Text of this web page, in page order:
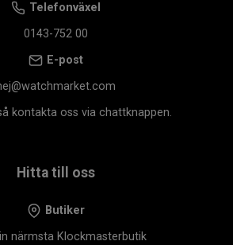
Telefonväxel
0143-752 00
E-post
kontakta oss via chattknappen.
Hitta till oss
Butiker
närmsta Klockmasterbutik